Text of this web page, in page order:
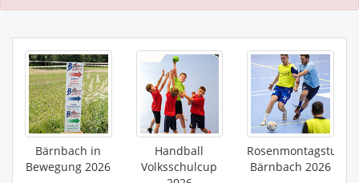
Bärnbach in
Bewegung 2026
Handball
Volksschulcup
Bärnbach 2026